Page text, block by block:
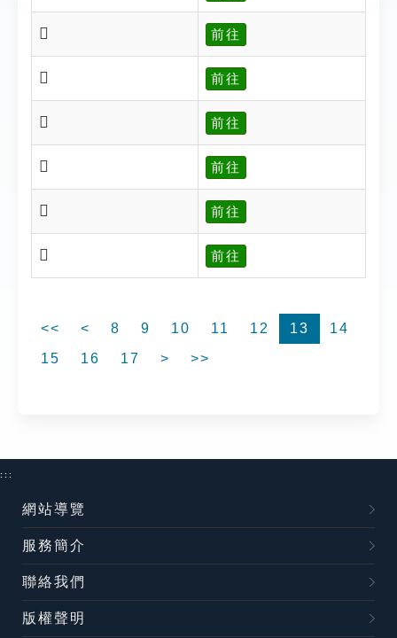
𨿉 前往
𨿋 前往
𨿌 前往
𨿍 前往
𨿎 前往
𨿏 前往
<< < 8 9 10 11 12 13
14
15
16 17 > >>
:::
網站導覽
服務簡介
聯絡我們
版權聲明